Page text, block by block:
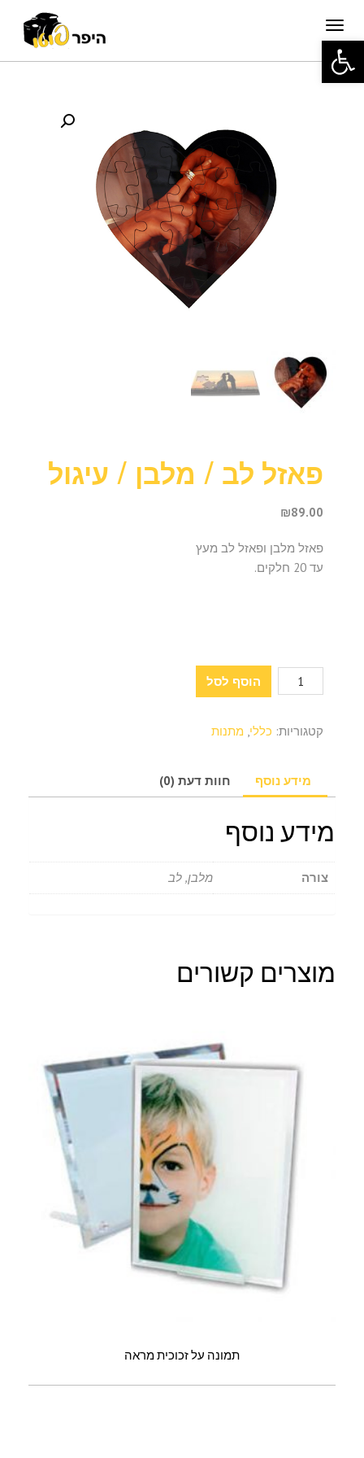
פתח סרגל נגישות
תפריט
פאזל לב / מלבן / עיגול
₪89.00
פאזל מלבן ופאזל לב מעץ
עד 20 חלקים.
כמות
של
לב
מלבן
/
הוסף לסל
קטגוריות: כללי, מתנות
מידע נוסף חוות דעת (0)
מידע נוסף
צורה מלבן, לב
מוצרים קשורים
תמונה על זכוכית מראה